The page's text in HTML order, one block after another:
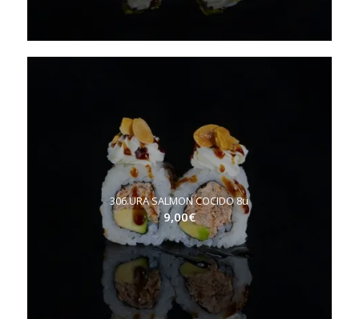
306.URA SALMON COCIDO 8u
9,00€